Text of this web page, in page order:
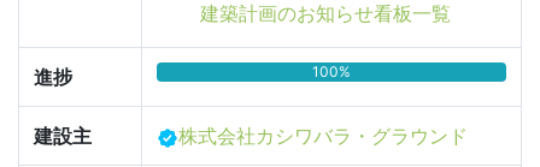
建築計画のお知らせ看板一覧
進捗 100%
建設主 株式会社カシワバラ・グラウンド